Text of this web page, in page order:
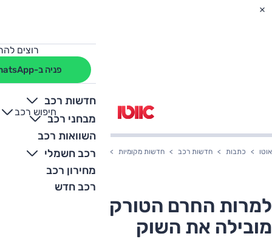
רוצים
פניה ב-WhatsApp
חדשות רכב
מבחני רכב
השוואות רכב
רכב חשמלי
מחירון רכב
רכב חדש
חיפוש רכב
+
-
אוטו כתבות חדשות רכב חדשות מקומיות למרות החרם הטורקי - טויוטה
למרות החרם הטורקי - טויוטה
מובילה את השוק